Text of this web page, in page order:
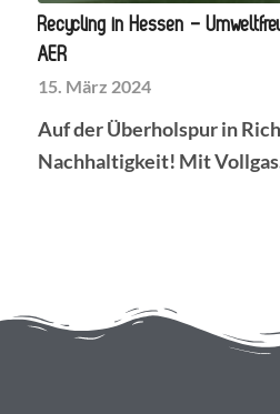
Recycling in Hessen –
AER
15. März 2024
Auf der Überholspur in
Nachhaltigkeit! Mit